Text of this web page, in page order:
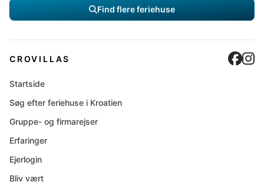
Find flere feriehuse
CROVILLAS
Startside
Søg efter feriehuse i Kroatien
Gruppe- og firmarejser
Erfaringer
Ejerlogin
Bliv vært